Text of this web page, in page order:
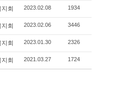
회 2023.02.08 1934
회 2023.02.06 3446
회 2023.01.30 2326
회 2021.03.27 1724